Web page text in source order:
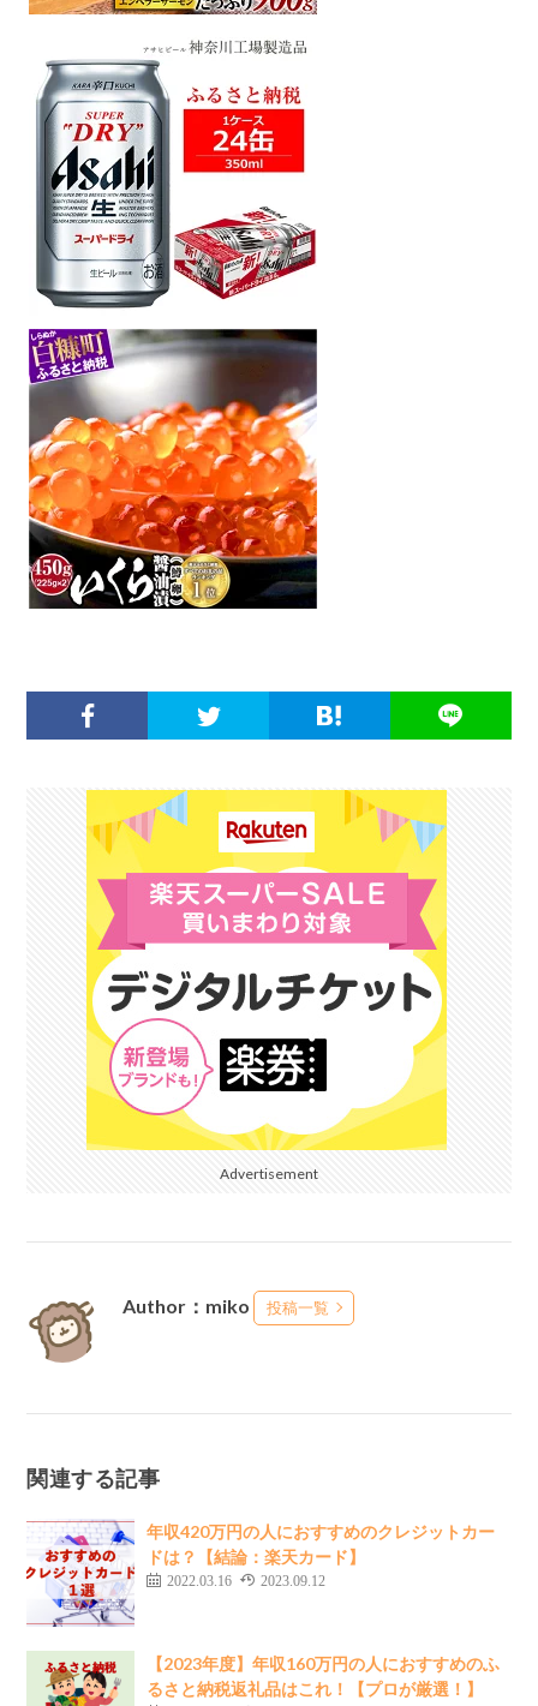
Advertisement
Author：miko 投稿一覧
関連する記事
年収420万円の人におすすめのクレジットカー
ドは？【結論：楽天カード】
2022.03.16 2023.09.12
【2023年度】年収160万円の人におすすめのふ
るさと納税返礼品はこれ！【プロが厳選！】